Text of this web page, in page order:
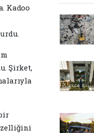
Kadoo
Şirket,